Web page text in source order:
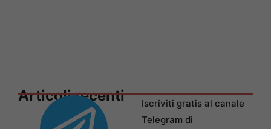
Articoli recenti
Iscriviti gratis al canale
Telegram di